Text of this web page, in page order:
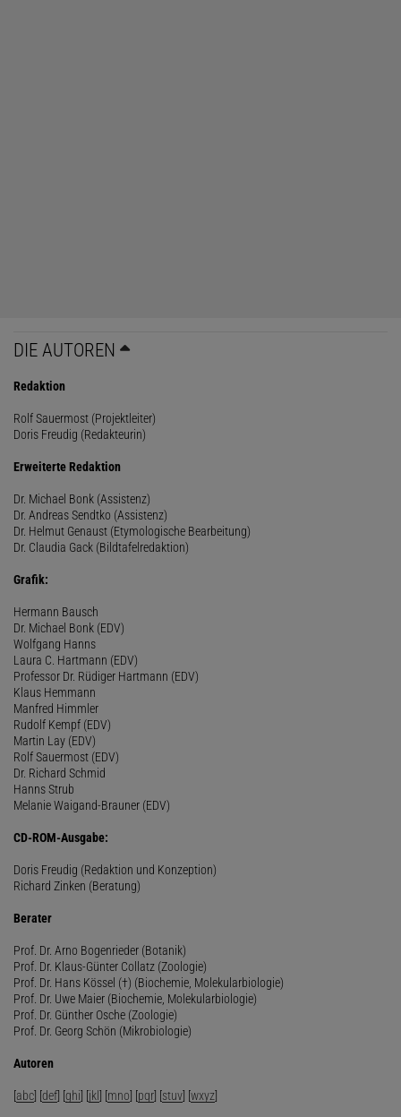
DIE AUTOREN
Redaktion
Rolf Sauermost (Projektleiter)
Doris Freudig (Redakteurin)
Erweiterte Redaktion
Dr. Michael Bonk (Assistenz)
Dr. Andreas Sendtko (Assistenz)
Dr. Helmut Genaust (Etymologische Bearbeitung)
Dr. Claudia Gack (Bildtafelredaktion)
Grafik:
Hermann Bausch
Dr. Michael Bonk (EDV)
Wolfgang Hanns
Laura C. Hartmann (EDV)
Professor Dr. Rüdiger Hartmann (EDV)
Klaus Hemmann
Manfred Himmler
Rudolf Kempf (EDV)
Martin Lay (EDV)
Rolf Sauermost (EDV)
Dr. Richard Schmid
Hanns Strub
Melanie Waigand-Brauner (EDV)
CD-ROM-Ausgabe:
Doris Freudig (Redaktion und Konzeption)
Richard Zinken (Beratung)
Berater
Prof. Dr. Arno Bogenrieder (Botanik)
Prof. Dr. Klaus-Günter Collatz (Zoologie)
Prof. Dr. Hans Kössel (†) (Biochemie, Molekularbiologie)
Prof. Dr. Uwe Maier (Biochemie, Molekularbiologie)
Prof. Dr. Günther Osche (Zoologie)
Prof. Dr. Georg Schön (Mikrobiologie)
Autoren
[abc] [def] [ghi] [jkl] [mno] [pqr] [stuv] [wxyz]